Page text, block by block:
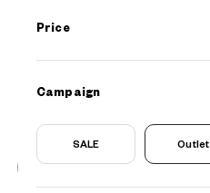
Price
Campaign
SALE Outlet
OUTLET